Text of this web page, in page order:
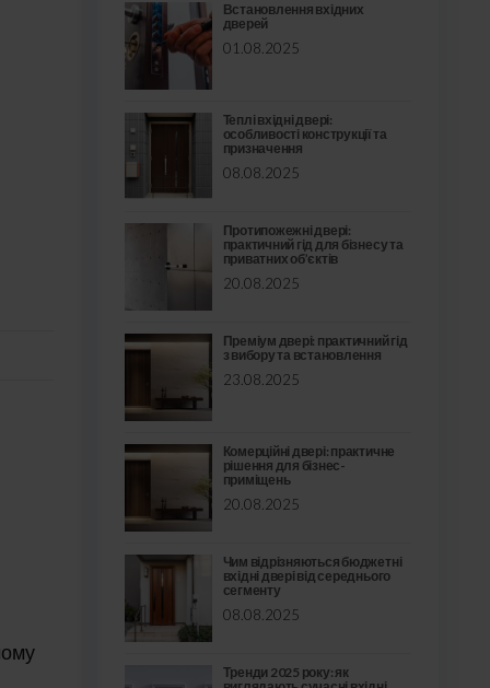
Встановлення вхідних
дверей
01.08.2025
Теплі вхідні двері:
особливості конструкції та
призначення
08.08.2025
Протипожежні двері:
практичний гід для бізнесу та
приватних об’єктів
20.08.2025
Преміум двері: практичний гід
з вибору та встановлення
23.08.2025
Комерційні двері: практичне
рішення для бізнес-
приміщень
20.08.2025
Чим відрізняються бюджетні
вхідні двері від середнього
сегменту
08.08.2025
Тренди 2025 року: як